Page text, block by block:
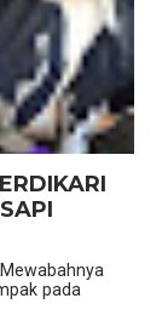
pada